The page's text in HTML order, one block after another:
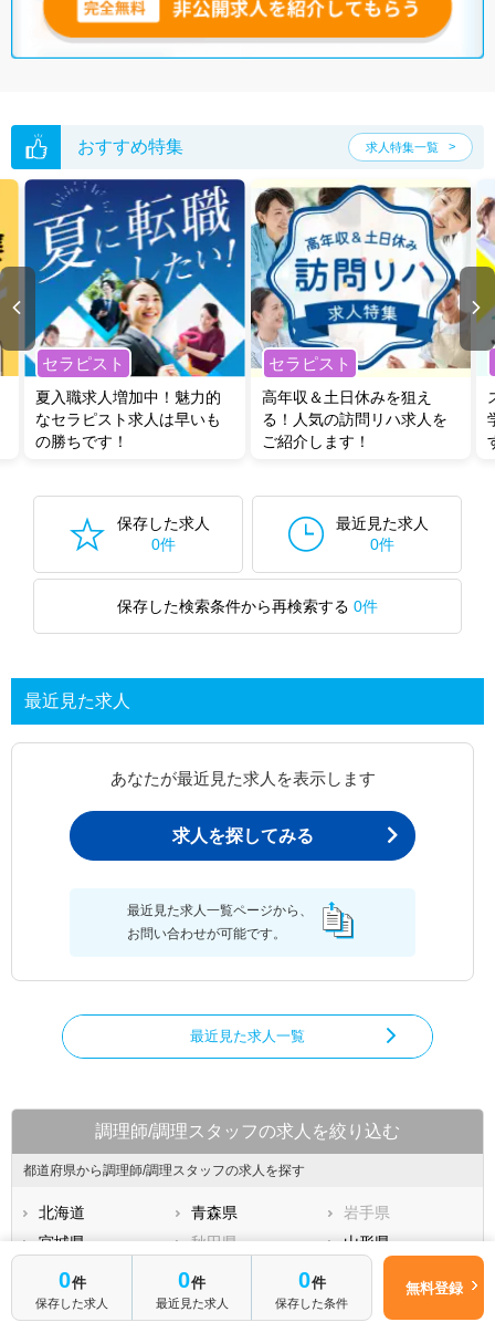
無料転職支援サービス
にお申し込みいただくと、ご希望条件をヒアリン
グした上で求人をご提案いたします。
ご希望条件がまだ定まっていない方は人気の希望条件をピックアップし
おすすめ特集 求人特集一覧
セラピスト
夏入職求人増加中！魅力的
なセラピスト求人は早いも
の勝ちです！
セラピスト
高年収＆土日休みを狙え
る！人気の訪問リハ求人を
ご紹介します！
保存した求人
0件
最近見た求人
0件
保存した検索条件から再検索する 0件
最近見た求人
あなたが最近見た求人を表示します
求人を探してみる
最近見た求人一覧ページから、
お問い合わせが可能です。
最近見た求人一覧
0件
保存した求人
0件
最近見た求人
0件
保存した条件
無料登録
調理師/調理スタッフの求人を絞り込む
都道府県から調理師/調理スタッフの求人を探す
北海道 青森県
岩手県
宮城県
秋田県
山形県
福島県
茨城県
群馬県
埼玉県
千葉県
もっと見る